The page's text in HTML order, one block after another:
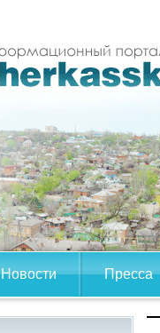
Новости Пресса